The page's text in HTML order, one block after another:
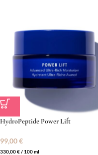
HydroPeptide Power Lift
99,00€
330,00€/ 100ml